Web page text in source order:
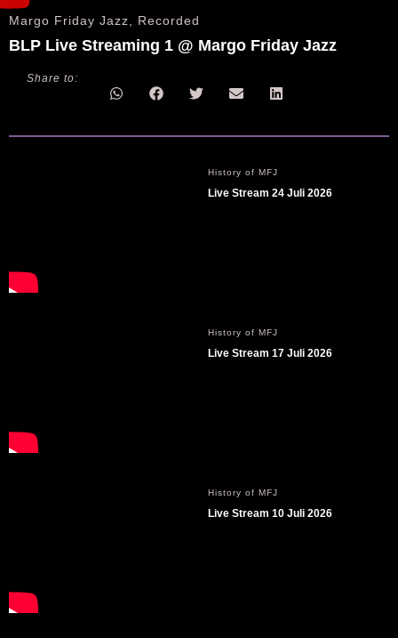
Margo Friday Jazz Recorded
BLP Live Streaming 1 @ Margo Friday Jazz
Share to:
History of MFJ
Live Stream 24 Juli 2026
History of MFJ
Live Stream 17 Juli 2026
History of MFJ
Live Stream 10 Juli 2026